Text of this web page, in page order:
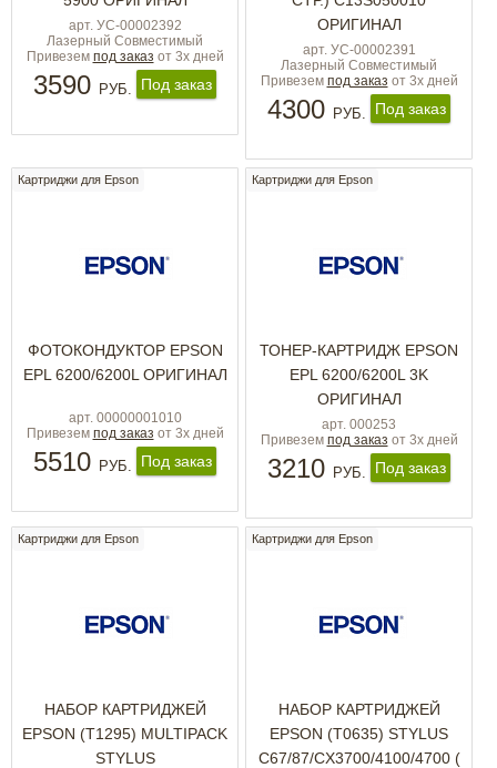
арт. УС-00002392
Лазерный Совместимый
Привезем под заказ от 3х дней
3590 РУБ. Под заказ
ОРИГИНАЛ
арт. УС-00002391
Лазерный Совместимый
Привезем под заказ от 3х дней
4300 РУБ. Под заказ
Картриджи для Epson
ФОТОКОНДУКТОР ЕРSON
EPL 6200/6200L ОРИГИНАЛ
арт. 00000001010
Привезем под заказ от 3х дней
5510 РУБ. Под заказ
Картриджи для Epson
ТОНЕР-КАРТРИДЖ ЕPSON
EPL 6200/6200L 3K
ОРИГИНАЛ
арт. 000253
Привезем под заказ от 3х дней
3210 РУБ. Под заказ
Картриджи для Epson
НАБОР КАРТРИДЖЕЙ
EPSON (T1295) MULTIPACK
STYLUS
Картриджи для Epson
НАБОР КАРТРИДЖЕЙ
EPSON (T0635) STYLUS
C67/87/CX3700/4100/4700 (